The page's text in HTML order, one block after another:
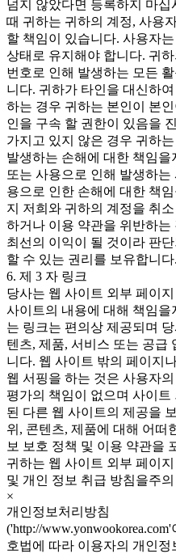
넘지 않았다면 등록하지 마
때 귀하는 귀하의 계정, 사용
할 책임이 있습니다. 사용자
상태로 유지해야 합니다. 귀
번호로 인해 발생하는 모든
니다. 귀하가 타인을 대신하
하는 경우 귀하는 본인이 본
인을 구속 할 권한이 있음을
가지고 있지 않은 경우 귀하
발생하는 손해에 대한 책임
또는 사용으로 인해 발생하
용으로 인한 손해에 대한 책
지 저희와 귀하의 계정을 취
하거나 이용 약관을 위반하는
최선의 이익이 될 것이라 판
할 수 있는 권리를 보유합니다.
6. 제 3 자 링크
당사는 웹 사이트 외부 페이
사이트의 내용에 대해 책임
는 링크는 편의상 제공되며
텐츠, 제품, 서비스 또는 공급
니다. 웹 사이트 밖의 페이지
웹 서핑을 하는 것은 사용자
평가의 책임이 없으며 사이
된 다른 웹 사이트의 제공을
위, 콘텐츠, 제품에 대해 어떠
보 보호 정책 및 이용 약관을
귀하는 웹 사이트 외부 페이
및 개인 정보 취급 방침을주
×
개인정보처리방침
('http://
호법에 따라 이용자의 개인